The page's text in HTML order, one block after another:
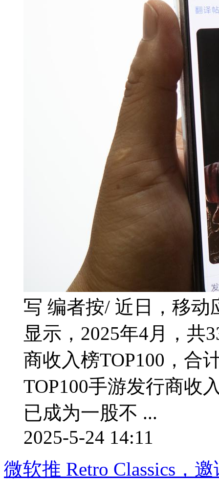
写 编者按/ 近日，移动
显示，2025年4月，共
商收入榜TOP100，合
TOP100手游发行商收
已成为一股不 ...
2025-5-24 14:11
微软推 Retro Classics，